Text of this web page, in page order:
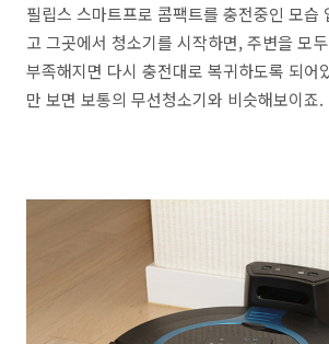
필립스 스마트프로 콤팩트를 충전중인 모습
고 그곳에서 청소기를 시작하면, 주변을 모
부족해지면 다시 충전대로 복귀하도록 되어
만 보면 보통의 무선청소기와 비슷해보이죠.